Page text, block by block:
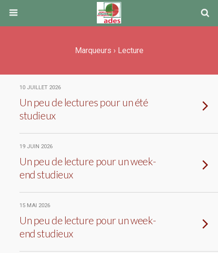
Marqueurs › Lecture
10 JUILLET 2026
Un peu de lectures pour un été
studieux
19 JUIN 2026
Un peu de lecture pour un week-
end studieux
15 MAI 2026
Un peu de lecture pour un week-
end studieux